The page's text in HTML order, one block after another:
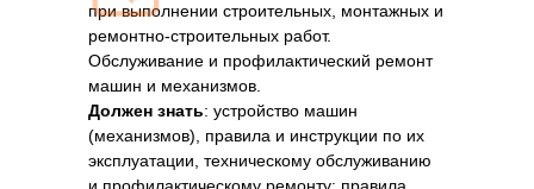
при выполнении строительных, монтажных и
ремонтно-строительных работ.
Обслуживание и профилактический ремонт
машин и механизмов.
Должен знать: устройство машин
(механизмов), правила и инструкции по их
эксплуатации, техническому обслуживанию